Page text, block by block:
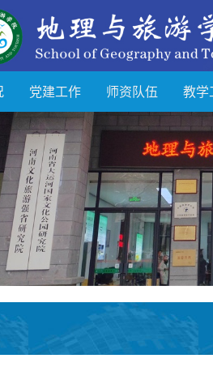
党建工作 师资队伍 教学